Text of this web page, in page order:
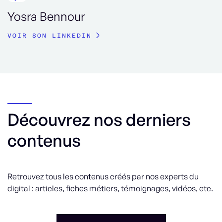
Yosra Bennour
VOIR SON LINKEDIN
Découvrez nos derniers
contenus
Retrouvez tous les contenus créés par nos experts du
digital : articles, fiches métiers, témoignages, vidéos, etc.